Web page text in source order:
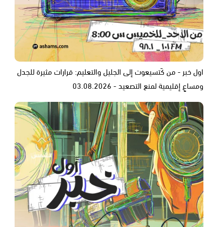
اول خبر - من كَتسيعوت إلى الجليل والتعليم: قرارات مثيرة للجدل
ومساعٍ إقليمية لمنع التصعيد - 03.08.2026